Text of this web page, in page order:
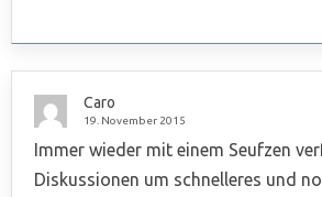
Caro
19. November 2015
Immer wieder mit einem Seufzen
Diskussionen um schnelleres und